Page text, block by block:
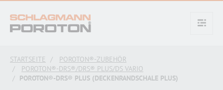
text.skipToContent
text.skipToNavigation
STARTSEITE
POROTON®-ZUBEHÖR
POROTON®-DRS®/DRS® PLUS/DS VARIO
POROTON®-DRS® PLUS (DECKENRANDSCHALE PLUS)